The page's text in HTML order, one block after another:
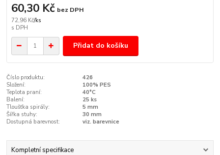
72,96 Kč/ks
60,30 Kč bez DPH
Přidat do košíku
Číslo produktu:
426
Složení:
100% PES
Teplota praní:
40°C
Balení:
25 ks
Tloušťka spirály:
5 mm
Šířka stuhy:
30 mm
Dostupná barevnost:
viz. barevnice
Kompletní specifikace